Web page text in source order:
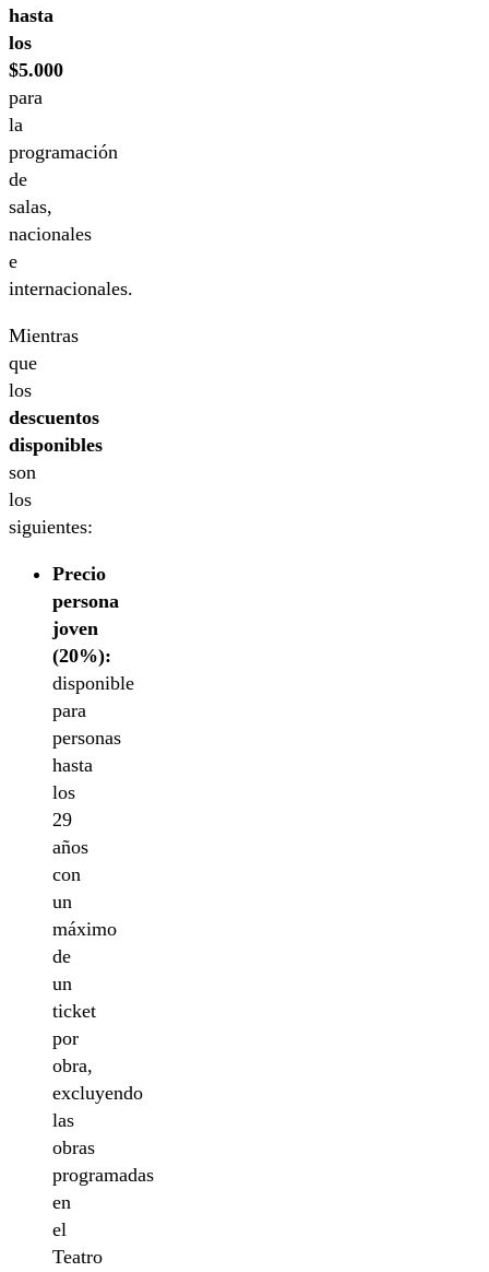
hasta
los
$5.000
para
la
programación
de
salas,
nacionales
e
internacionales.
Mientras
que
los
descuentos
disponibles
son
los
siguientes:
Precio
persona
joven
(20%):
disponible
para
personas
hasta
los
29
años
con
un
máximo
de
un
ticket
por
obra,
excluyendo
las
obras
programadas
en
el
Teatro